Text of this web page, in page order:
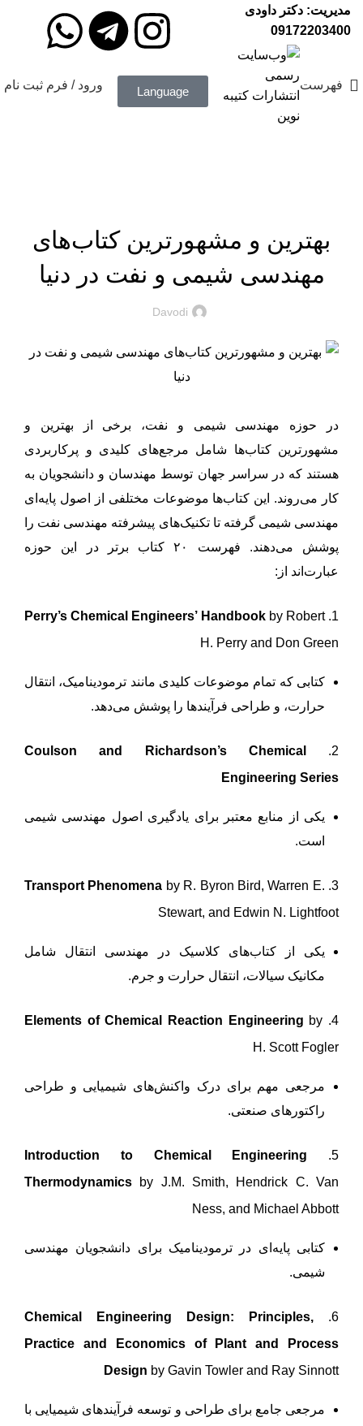
مدیریت: دکتر داودی
09172203400
فهرست Language ورود / فرم ثبت نام
بهترین و مشهورترین کتاب‌های
مهندسی شیمی و نفت در دنیا
Davodi
در حوزه مهندسی شیمی و نفت، برخی از بهترین و
مشهورترین کتاب‌ها شامل مرجع‌های کلیدی و پرکاربردی
هستند که در سراسر جهان توسط مهندسان و دانشجویان به
کار می‌روند. این کتاب‌ها موضوعات مختلفی از اصول پایه‌ای
مهندسی شیمی گرفته تا تکنیک‌های پیشرفته مهندسی نفت را
پوشش می‌دهند. فهرست ۲۰ کتاب برتر در این حوزه
عبارت‌اند از:
1.
Perry’s Chemical Engineers’ Handbookby Robert
H. Perry and Don Green
کتابی که تمام موضوعات کلیدی مانند ترمودینامیک، انتقال
حرارت، و طراحی فرآیندها را پوشش می‌دهد.
2.
Coulson and Richardson’s Chemical
Engineering Series
یکی از منابع معتبر برای یادگیری اصول مهندسی شیمی
است.
3.
Transport Phenomena by R. Byron Bird, Warren E.
Stewart, and Edwin N. Lightfoot
یکی از کتاب‌های کلاسیک در مهندسی انتقال شامل
مکانیک سیالات، انتقال حرارت و جرم.
4.
Elements of Chemical Reaction Engineering by
H. Scott Fogler
مرجعی مهم برای درک واکنش‌های شیمیایی و طراحی
راکتورهای صنعتی.
5.
Introduction to Chemical Engineering
Thermodynamics by J.M. Smith, Hendrick C. Van
Ness, and Michael Abbott
کتابی پایه‌ای در ترمودینامیک برای دانشجویان مهندسی
شیمی.
6.
Chemical Engineering Design: Principles,
Practice and Economics of Plant and Process
Design by Gavin Towler and Ray Sinnott
مرجعی جامع برای طراحی و توسعه فرآیندهای شیمیایی با